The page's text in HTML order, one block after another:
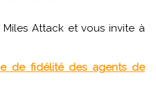
de fidélité des agents de